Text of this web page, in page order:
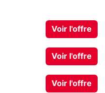
Voir l'offre
Voir l'offre
Voir l'offre